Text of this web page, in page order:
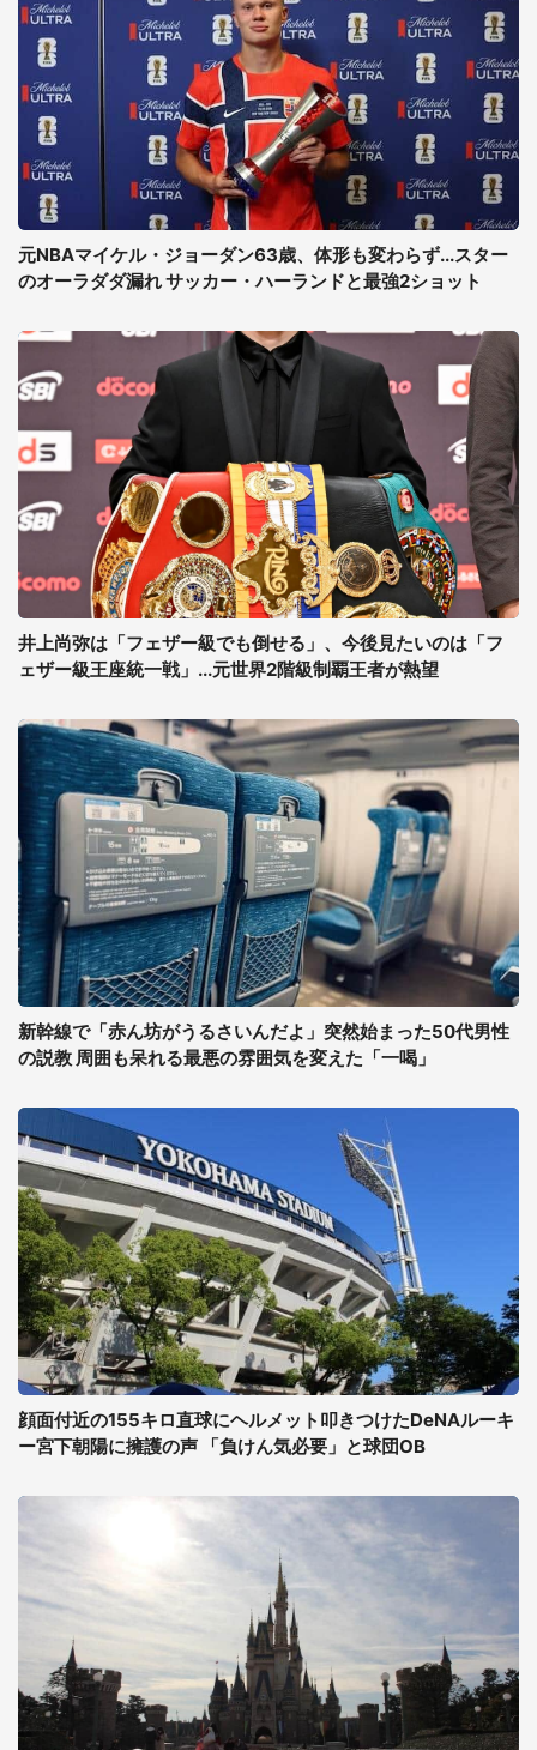
元NBAマイケル・ジョーダン63歳、体形も変わらず...スター
のオーラダダ漏れ サッカー・ハーランドと最強2ショット
井上尚弥は「フェザー級でも倒せる」、今後見たいのは「フ
ェザー級王座統一戦」...元世界2階級制覇王者が熱望
新幹線で「赤ん坊がうるさいんだよ」突然始まった50代男性
の説教 周囲も呆れる最悪の雰囲気を変えた「一喝」
顔面付近の155キロ直球にヘルメット叩きつけたDeNAルーキ
ー宮下朝陽に擁護の声 「負けん気必要」と球団OB